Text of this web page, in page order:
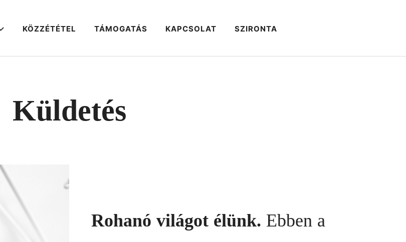
KÖZZÉTÉTEL TÁMOGATÁS KAPCSOLAT SZIRONTA
Küldetés
Rohanó világot élünk. Ebben a